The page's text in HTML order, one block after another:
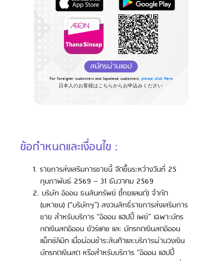
สมัครผ่านแอป
For foreigner customers and Japanese customers, please click Here
日本人のお客様はこちらからお申込みください
ข้อกำหนดและเงื่อนไข :
รายการส่งเสริมการขายนี้ จัดขึ้นระหว่างวันที่ 25
กุมภาพันธ์ 2569 – 31 ธันวาคม 2569
บริษัท อิออน ธนสินทรัพย์ (ไทยแลนด์) จำกัด
(มหาชน) (“บริษัทฯ”) สงวนสิทธิ์รายการส่งเสริมการ
ขาย สำหรับบริการ “อิออน แฮปปี้ เพย์” เฉพาะบัตร
กดเงินสดอิออน ยัวร์แคช และ บัตรกดเงินสดอิออน
แม็กซ์ลิมิต เมื่อผ่อนชำระสินค้าและบริการผ่านวงเงิน
บัตรกดเงินสด หรือสำหรับบริการ “อิออน แฮปปี้